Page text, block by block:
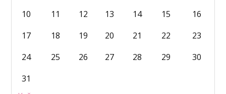
10
11 12 13 14 15
16
17
18 19 20 21 22
23
24
25 26 27 28 29
30
31